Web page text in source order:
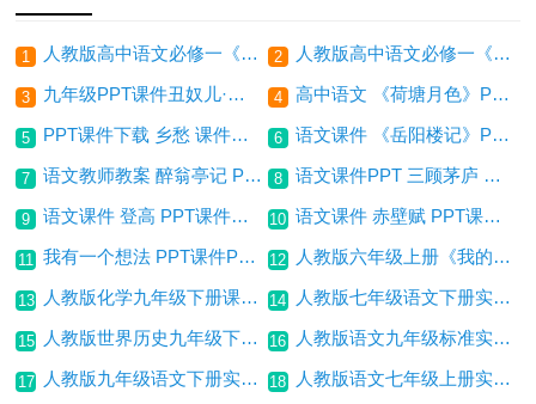
1 人教版高中语文必修一《赤壁赋》PPT课件免费下载 2 人教版高中语文必修一《登泰山记》PPT课件免费下载
3 九年级PPT课件丑奴儿·书博山道中壁免费下载 4 高中语文 《荷塘月色》PPT课件免费下载
5 PPT课件下载 乡愁 课件教案PPT模板免费下载 6 语文课件 《岳阳楼记》PPT课件教案模板免费下载
7 语文教师教案 醉翁亭记 PPT课件教案免费下载 8 语文课件PPT 三顾茅庐 教师课件教案PPT免费下载
9 语文课件 登高 PPT课件教案免费下载 10 语文课件 赤壁赋 PPT课件教案免费下载
11 我有一个想法 PPT课件PPT免费下载 12 人教版六年级上册《我的伯父鲁迅先生》 创新教案下载
13 人教版化学九年级下册课书电子版百度网盘下载 14 人教版七年级语文下册实验教科书电子版百度网盘下载
15 人教版世界历史九年级下册实验教科书电子版百度网盘下载 16 人教版语文九年级标准实验教科书电子版百度网盘下载
17 人教版九年级语文下册实验教科书电子版百度网盘下 18 人教版语文七年级上册实验教科书电子版百度网盘下载